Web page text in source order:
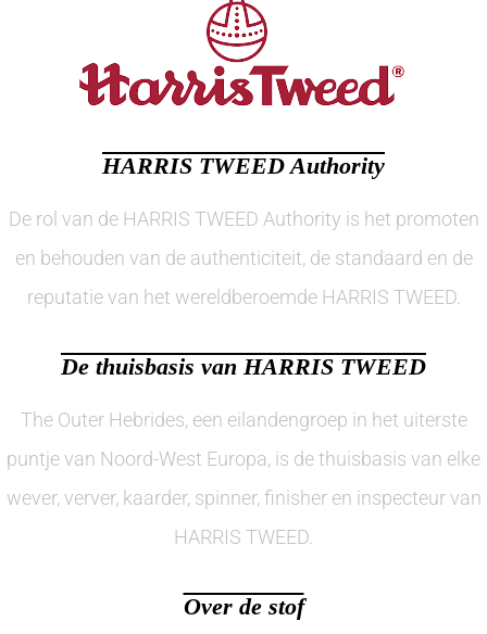
HARRIS TWEED Authority
De rol van de HARRIS TWEED Authority is het promoten
en behouden van de authenticiteit, de standaard en de
reputatie van het wereldberoemde HARRIS TWEED.
De thuisbasis van HARRIS TWEED
The Outer Hebrides, een eilandengroep in het uiterste
puntje van Noord-West Europa, is de thuisbasis van elke
wever, verver, kaarder, spinner, finisher en inspecteur van
HARRIS TWEED.
Over de stof